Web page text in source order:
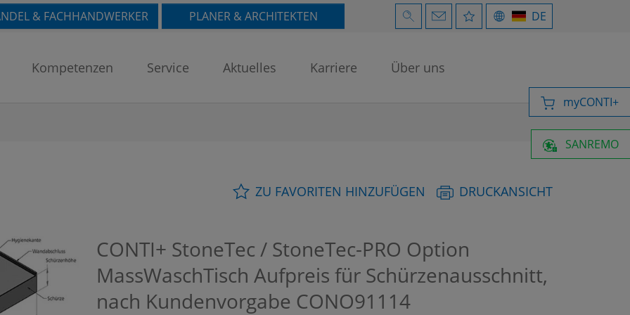
& FACHHANDWERKER PLANER & ARCHITEKTEN DE
Kompetenzen Service Aktuelles Karriere Über uns
SANREMO
myCONTI+
ZU FAVORITEN HINZUFÜGEN DRUCKANSICHT
CONTI+ StoneTec / StoneTec-PRO Option
MassWaschTisch Aufpreis für Schürzenausschnitt,
nach Kundenvorgabe CONO91114